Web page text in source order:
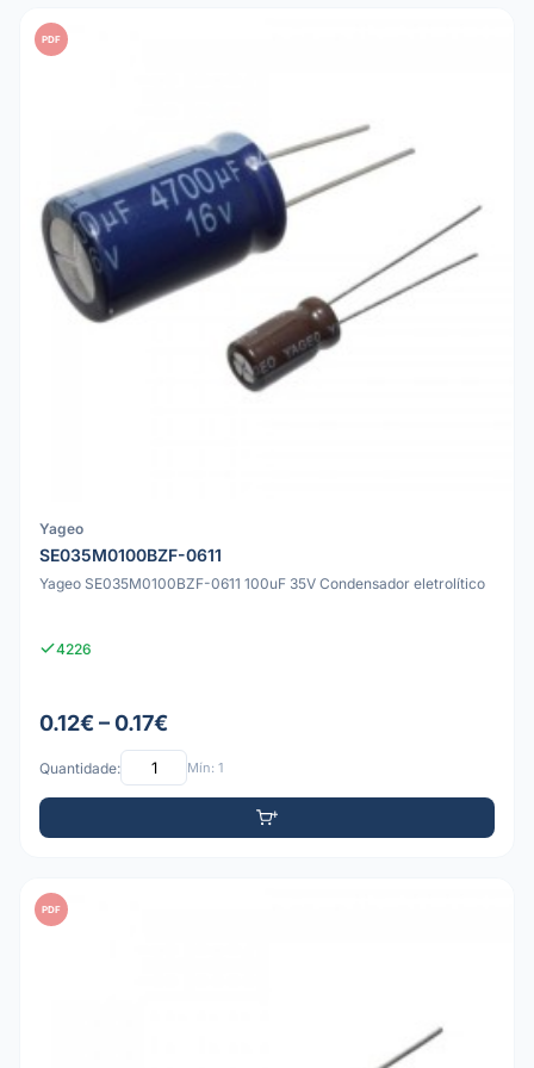
uma tensão de trabalho (V) pelo menos 20% superior à
tensão real do seu circuito para máxima segurança.
PDF
Yageo
SE035M0100BZF-0611
Yageo SE035M0100BZF-0611 100uF 35V Condensador eletrolítico
4226
0.12€ – 0.17€
Quantidade: Mín: 1
PDF